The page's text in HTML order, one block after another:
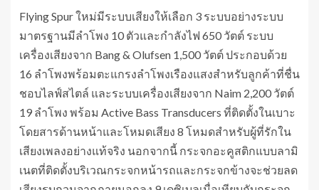
Flying Spur ใหม่มีระบบเสียงให้เลือก 3 ระบบอย่างระบบ
มาตรฐานมีลำโพง 10 ตัวและกำลังไฟ 650 วัตต์ ระบบ
เครื่องเสียงจาก Bang & Olufsen 1,500 วัตต์ ประกอบด้วย
16 ลำโพงพร้อมตะแกรงลำโพงเรืองแสงสำหรับลูกค้าที่ชื่น
ชอบไลฟ์สไตล์ และระบบเครื่องเสียงจาก Naim 2,200 วัตต์
19 ลำโพง พร้อม Active Bass Transducers ที่ติดตั้งในเบาะ
โดยสารด้านหน้าและโหมดเสียง 8 โหมดสำหรับผู้ที่รักใน
เสียงเพลงอย่างแท้จริง นอกจากนี้ กระจกอะคูสติกแบบลามิ
เนตที่ติดตั้งบริเวณกระจกหน้ารถและกระจกข้างจะช่วยลด